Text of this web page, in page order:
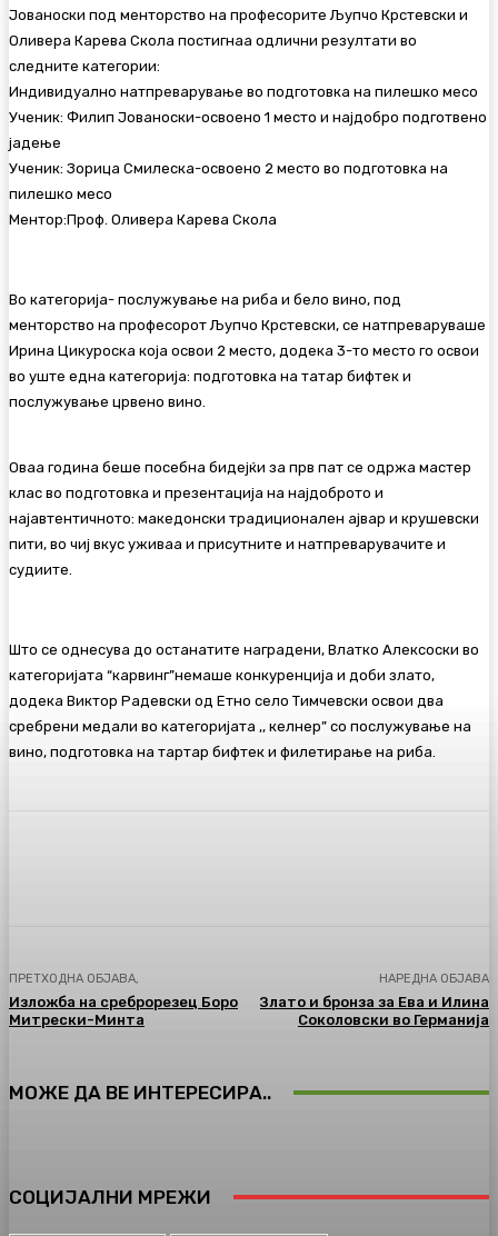
Јованоски под менторство на професорите Љупчо Крстевски и
Оливера Карева Скола постигнаа одлични резултати во
следните категории:
Индивидуално натпреварување во подготовка на пилешко месо
Ученик: Филип Јованоски-освоено 1 место и најдобро подготвено
јадење
Ученик: Зорица Смилеска-освоено 2 место во подготовка на
пилешко месо
Ментор:Проф. Оливера Карева Скола
Во категорија- послужување на риба и бело вино, под
менторство на професорот Љупчо Крстевски, се натпреваруваше
Ирина Цикуроска која освои 2 место, додека 3-то место го освои
во уште една категорија: подготовка на татар бифтек и
послужување црвено вино.
Оваа година беше посебна бидејќи за прв пат се одржа мастер
клас во подготовка и презентација на најдоброто и
најавтентичното: македонски традиционален ајвар и крушевски
пити, во чиј вкус уживаа и присутните и натпреварувачите и
судиите.
Што се однесува до останатите наградени, Влатко Алексоски во
категоријата “карвинг”немаше конкуренција и доби злато,
додека Виктор Радевски од Етно село Тимчевски освои два
сребрени медали во категоријата ,, келнер” со послужување на
вино, подготовка на тартар бифтек и филетирање на риба.
ПРЕТХОДНА ОБЈАВА,
Изложба на среброрезец Боро
Митрески-Минта
НАРЕДНА ОБЈАВА
Злато и бронза за Ева и Илина
Соколовски во Германија
МОЖЕ ДА ВЕ ИНТЕРЕСИРА..
СОЦИЈАЛНИ МРЕЖИ